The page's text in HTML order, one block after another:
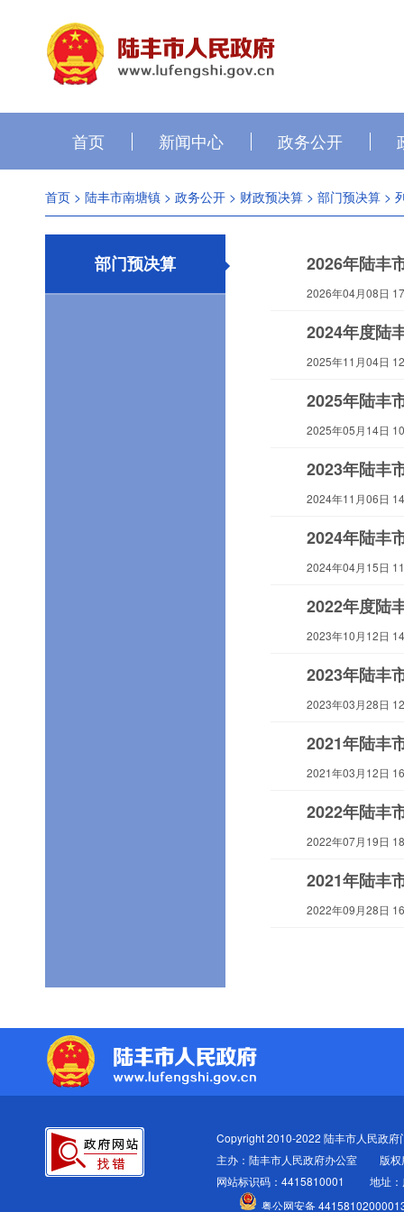
首页 新闻中心 政务公开
首页 > 陆丰市南塘镇 > 政务公开 > 财政预决算 > 部门预决算 >
部门预决算 2026年陆丰
2026年04月08日
2024年度陆
2025年11月04日
2025年陆丰
2025年05月14日
2023年陆丰
2024年11月06日
2024年陆丰
2024年04月15日
2022年度陆
2023年10月12日
2023年陆丰
2023年03月28日
2021年陆丰
2021年03月12日
2022年陆丰
2022年07月19日
2021年陆丰
2022年09月28日
Copyright 2010-2022 陆丰市人民政
主办：陆丰市人民政府办公室
版
网站标识码：4415810001
地址
粤公网安备